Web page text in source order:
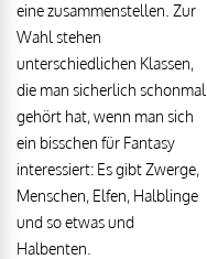
eine zusammenstellen. Zur
Wahl stehen
unterschiedlichen Klassen,
die man sicherlich schonmal
gehört hat, wenn man sich
ein bisschen für Fantasy
interessiert: Es gibt Zwerge,
Menschen, Elfen, Halblinge
und so etwas und
Halbenten.